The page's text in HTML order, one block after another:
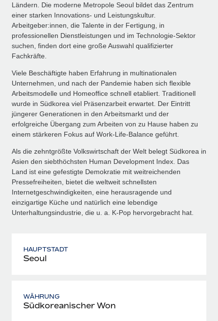
Ländern. Die moderne Metropole Seoul bildet das Zentrum
einer starken Innovations‑ und Leistungskultur.
Arbeitgeber:innen, die Talente in der Fertigung, in
professionellen Dienstleistungen und im Technologie‑Sektor
suchen, finden dort eine große Auswahl qualifizierter
Fachkräfte.
Viele Beschäftigte haben Erfahrung in multinationalen
Unternehmen, und nach der Pandemie haben sich flexible
Arbeitsmodelle und Homeoffice schnell etabliert. Traditionell
wurde in Südkorea viel Präsenzarbeit erwartet. Der Eintritt
jüngerer Generationen in den Arbeitsmarkt und der
erfolgreiche Übergang zum Arbeiten von zu Hause haben zu
einem stärkeren Fokus auf Work‑Life‑Balance geführt.
Als die zehntgrößte Volkswirtschaft der Welt belegt Südkorea in
Asien den siebt­höchsten Human Development Index. Das
Land ist eine gefestigte Demokratie mit weitreichenden
Pressefreiheiten, bietet die weltweit schnellsten
Internetgeschwindigkeiten, eine herausragende und
einzigartige Küche und natürlich eine lebendige
Unterhaltungsindustrie, die u. a. K‑Pop hervorgebracht hat.
HAUPTSTADT
Seoul
WÄHRUNG
Südkoreanischer Won